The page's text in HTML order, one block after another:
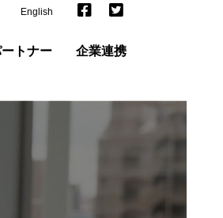
English
トナー 企業連携